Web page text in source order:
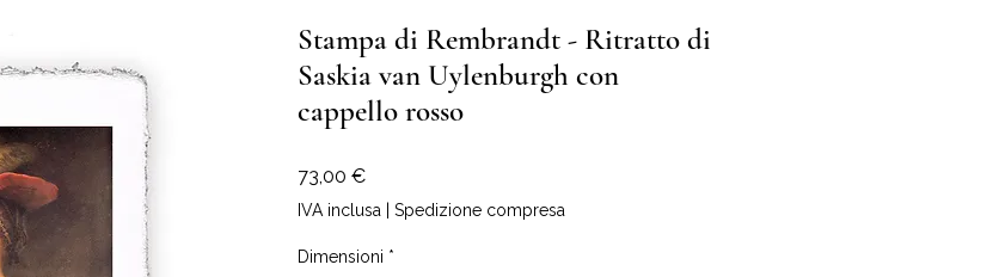
Stampa di Rembrandt - Ritratto di
Saskia van Uylenburgh con
cappello rosso
73,00 €Prezzo
IVA inclusa Spedizione compresa
Dimensioni *